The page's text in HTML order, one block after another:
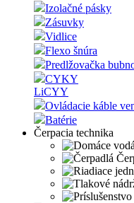
Izolačné pásky
Zásuvky
Vidlice
Flexo šnúra
Predlžovačka
CYKY
LiCYY
Ovládacie káble
Batérie
Čerpacia technika